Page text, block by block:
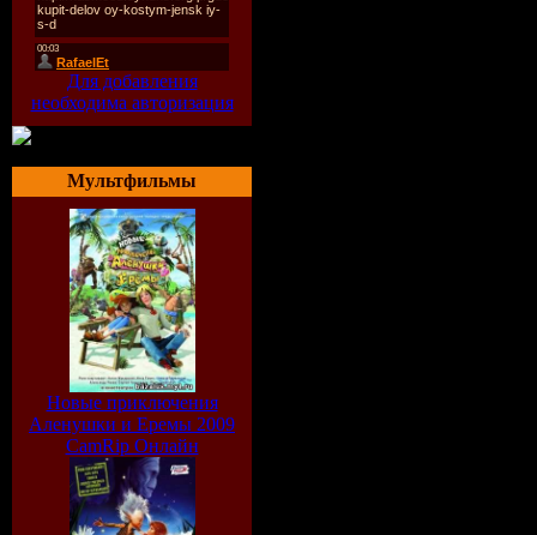
Для добавления
необходима авторизация
Мультфильмы
Новые приключения
Аленушки и Еремы 2009
CamRip Онлайн